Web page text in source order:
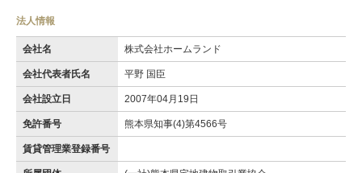
法人情報
会社名 株式会社ホームランド
会社代表者氏名 平野 国臣
会社設立日 2007年04月19日
免許番号 熊本県知事(4)第4566号
賃貸管理業登録番号